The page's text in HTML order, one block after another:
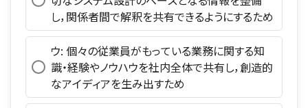
し，関係者間で解釈を共有できるようにするため
ウ: 個々の従業員がもっている業務に関する知
識・経験やノウハウを社内全体で共有し，創造的
なアイディアを生み出すため